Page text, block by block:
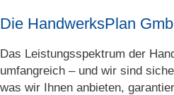
Die HandwerksPlan
Das Leistungsspektrum der
umfangreich – und wir sind
was wir Ihnen anbieten,